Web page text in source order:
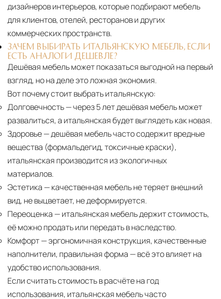
дизайнеров интерьеров, которые подбирают мебель
для клиентов, отелей, ресторанов и других
коммерческих пространств.
ЗАЧЕМ ВЫБИРАТЬ ИТАЛЬЯНСКУЮ МЕБЕЛЬ, ЕСЛИ
ЕСТЬ АНАЛОГИ ДЕШЕВЛЕ?
Дешёвая мебель может показаться выгодной на первый
взгляд, но на деле это ложная экономия.
Вот почему стоит выбрать итальянскую:
Долговечность— через 5 лет дешёвая мебель может
развалиться, а итальянская будет выглядеть как новая.
Здоровье— дешёвая мебель часто содержит вредные
вещества (формальдегид, токсичные краски),
итальянская производится из экологичных
материалов.
Эстетика — качественная мебель не теряет внешний
вид, не выцветает, не деформируется.
Переоценка — итальянская мебель держит стоимость,
её можно продать или передать в наследство.
Комфорт— эргономичная конструкция, качественные
наполнители, правильная форма — всё это влияет на
удобство использования.
Если считать стоимость в расчёте на год
использования, итальянская мебель часто